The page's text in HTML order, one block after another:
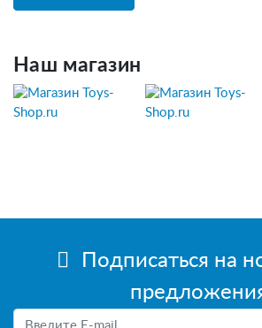
Наш магазин
Подписаться на